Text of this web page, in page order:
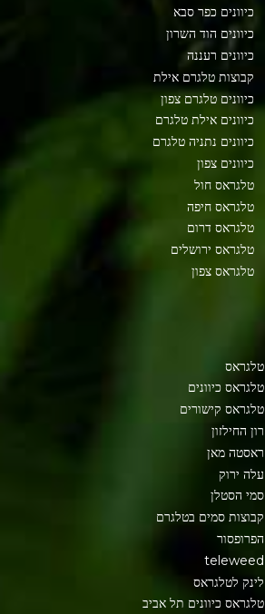
כיוונים כפר סבא
כיוונים הוד השרון
כיוונים רעננה
קבוצות טלגרם אילת
כיוונים טלגרם צפון
כיוונים אילת טלגרם
כיוונים נתניה טלגרם
כיוונים צפון
טלגראס חול
טלגראס חיפה
טלגראס דרום
טלגראס ירושלים
טלגראס צפון
טלגראס
טלגראס כיוונים
טלגראס קישורים
רון החילזון
ראסטה מאן
עלה ירוק
סמי הסטלן
קבוצות סמים בטלגרם
הפרופסור
teleweed
לינק לטלגראס
טלגראס כיוונים תל אביב